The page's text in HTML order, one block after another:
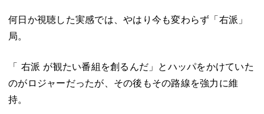
何日か視聴した実感では、やはり今も変わらず「右派」
局。
「 右派 が観たい番組を創るんだ」とハッパをかけていた
のがロジャーだったが、その後もその路線を強力に維
持。